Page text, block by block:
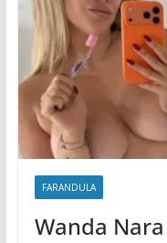
FARANDULA
Wanda